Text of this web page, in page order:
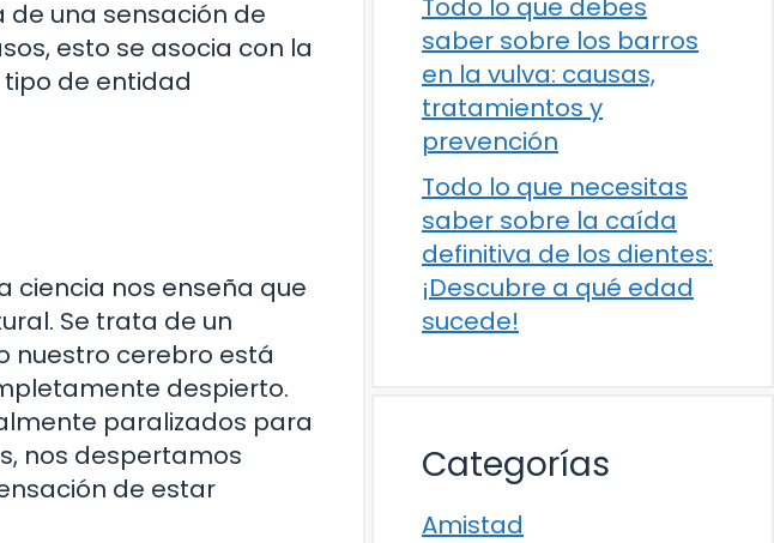
una sensación de
esto se asocia con la
de entidad
ciencia nos enseña que
Se trata de un
nuestro cerebro está
despierto.
paralizados para
nos despertamos
de estar
Todo lo que debes
saber sobre los barros
en la vulva: causas,
tratamientos y
prevención
Todo lo que necesitas
saber sobre la caída
definitiva de los dientes:
¡Descubre a qué edad
sucede!
Categorías
Amistad